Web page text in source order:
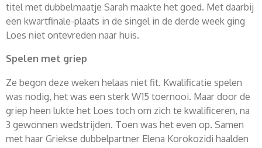
titel met dubbelmaatje Sarah maakte het goed. Met daarbij
een kwartfinale-plaats in de singel in de derde week ging
Loes niet ontevreden naar huis.
Spelen met griep
Ze begon deze weken helaas niet fit. Kwalificatie spelen
was nodig, het was een sterk W15 toernooi. Maar door de
griep heen lukte het Loes toch om zich te kwalificeren, na
3 gewonnen wedstrijden. Toen was het even op. Samen
met haar Griekse dubbelpartner Elena Korokozidi haalden